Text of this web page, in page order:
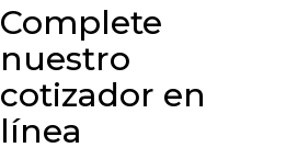
Complete
nuestro
cotizador en
línea